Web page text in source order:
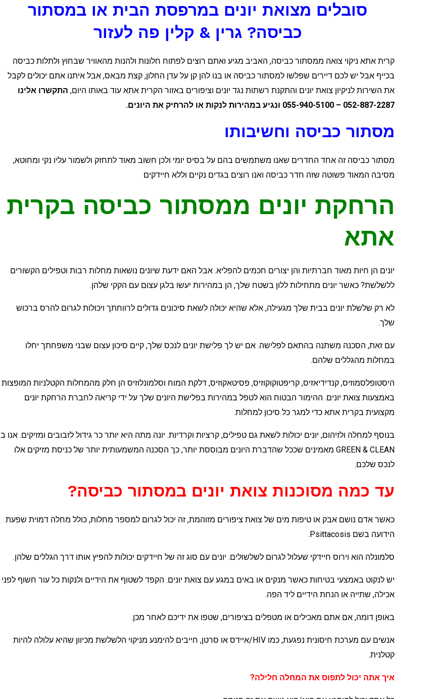
סובלים מצואת יונים במרפסת הבית או במסתור
כביסה? גרין & קלין פה לעזור
קרית אתא ניקוי צואה ממסתור כביסה, האביב מגיע ואתם רוצים לפתוח חלונות ולהנות מהאוויר שבחוץ ולתלות כביסה
בכייף אבל יש לכם דיירים שפלשו למסתור כביסה או בנו להן קן על עדן החלון, קצת מבאס, אבל איתנו אתם יכולים לקבל
את השירות לניקיון צואת יונים והתקנת רשתות נגד יונים וציפורים באזור הקרית אתא עוד באותו היום, התקשרו אלינו
052-887-2287 – 055-940-5100 ונגיע במהירות לנקות או להרחיק את היונים.
מסתור כביסה וחשיבותו
מסתור כביסה זה אחד החדרים שאנו משתמשים בהם על בסיס יומי ולכן חשוב מאוד לתחזק ולשמור עליו נקי ומחוטא,
מסיבה המאוד פשוטה שזה חדר כביסה ואנו רוצים בגדים נקיים וללא חיידקים
הרחקת יונים ממסתור כביסה בקרית
אתא
יונים הן חיות מאוד חברתיות והן יצורים חכמים להפליא. אבל האם ידעת שיונים נושאות מחלות רבות וטפילים הקשורים
ללשלשת? כאשר יונים מתחילות ללון בשטח שלך, הן במהירות יעשו בלגן עצום עם הקקי שלהן.
לא רק שלשלת יונים בבית שלך מגעילה, אלא שהיא יכולה לשאת סיכונים גדולים לרווחתך ויכולות לגרום להרס ברכוש
שלך.
עם זאת, הסכנה משתנה בהתאם לפלישה. אם יש לך פלישת יונים לנכס שלך, קיים סיכון עצום שבני משפחתך יחלו
במחלות מהגללים שלהם.
היסטופלסמוזיס, קנדידיאזיס, קריפטוקוקוזיס, פסיטאקוזיס, דלקת המוח וסלמונלוזיס הן חלק מהמחלות הקטלניות המופצות
באמצעות צואת יונים. ההימור הבטוח הוא לטפל במהירות בפלישת היונים שלך על ידי קריאה לחברת הרחקת יונים
מקצועית בקרית אתא כדי למגר כל סיכון למחלות.
בנוסף למחלה ולזיהום, יונים יכולות לשאת גם טפילים, קרציות וקרדיות. יונה מתה היא יותר כר גידול לזבובים ומזיקים. אנו ב
GREEN & CLEAN מאמינים שככל שהדברת היונים מבוססת יותר, כך הסכנה המשמעותית יותר של כניסת מזיקים אלו
לנכס שלכם.
עד כמה מסוכנות צואת יונים במסתור כביסה?
כאשר אדם נושם אבק או טיפות מים של צואת ציפורים מזוהמת, זה יכול לגרום למספר מחלות, כולל מחלה דמוית שפעת
הידועה בשם Psittacosis.
סלמונלה הוא וירוס חיידקי שעלול לגרום לשלשולים. יונים עם סוג זה של חיידקים יכולות להפיץ אותו דרך הגללים שלהן.
יש לנקוט באמצעי בטיחות כאשר מנקים או באים במגע עם צואת יונים. הקפד לשטוף את הידיים ולנקות כל עור חשוף לפני
אכילה, שתייה או הנחת הידיים ליד הפה.
באופן דומה, אם אתם מאכילים או מטפלים בציפורים, שטפו את ידיכם לאחר מכן.
אנשים עם מערכת חיסונית נפגעת, כמו HIV/איידס או סרטן, חייבים להימנע מניקוי הלשלשת מכיוון שהיא עלולה להיות
קטלנית.
איך אתה יכול לתפוס את המחלה חלילה?